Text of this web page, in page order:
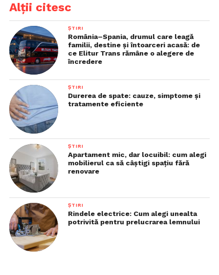
Alții citesc
ȘTIRI
România–Spania, drumul care leagă
familii, destine și întoarceri acasă: de
ce Elitur Trans rămâne o alegere de
încredere
ȘTIRI
Durerea de spate: cauze, simptome și
tratamente eficiente
ȘTIRI
Apartament mic, dar locuibil: cum alegi
mobilierul ca să câștigi spațiu fără
renovare
ȘTIRI
Rindele electrice: Cum alegi unealta
potrivită pentru prelucrarea lemnului